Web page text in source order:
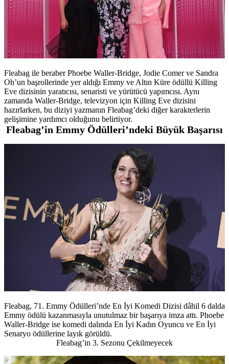
Fleabag ile beraber Phoebe Waller-Bridge, Jodie Comer ve Sandra
Oh’un başrollerinde yer aldığı Emmy ve Altın Küre ödüllü Killing
Eve dizisinin yaratıcısı, senaristi ve yürütücü yapımcısı. Aynı
zamanda Waller-Bridge, televizyon için Killing Eve dizisini
hazırlarken, bu diziyi yazmanın Fleabag’deki diğer karakterlerin
gelişimine yardımcı olduğunu belirtiyor.
Fleabag’in Emmy Ödülleri’ndeki Büyük Başarısı
Fleabag, 71. Emmy Ödülleri’nde En İyi Komedi Dizisi dâhil 6 dalda
Emmy ödülü kazanmasıyla unutulmaz bir başarıya imza attı. Phoebe
Waller-Bridge ise komedi dalında En İyi Kadın Oyuncu ve En İyi
Senaryo ödüllerine layık görüldü.
Fleabag’in 3. Sezonu Çekilmeyecek